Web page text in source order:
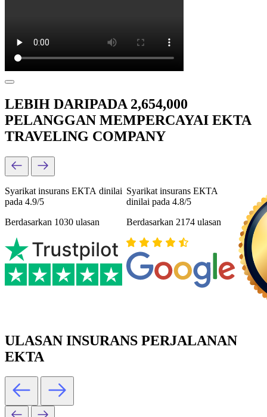
LEBIH DARIPADA 2,654,000
PELANGGAN MEMPERCAYAI EKTA
TRAVELING COMPANY
Syarikat insurans ЕКТА dinilai
pada 4.9/5
Berdasarkan 1030 ulasan
Syarikat insurans ЕКТА
dinilai pada 4.8/5
Berdasarkan 2174 ulasan
ULASAN INSURANS PERJALANAN
EKTA